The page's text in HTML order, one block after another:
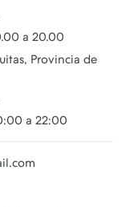
a 20.00
Provincia de
a 22:00